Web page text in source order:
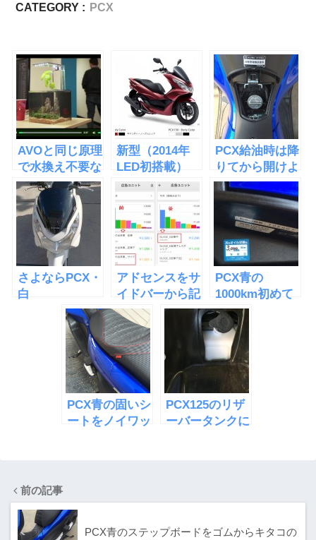
CATEGORY : PCX
AVOと同じ原理
で水換え不要な
水槽
「EcoQube
C」
新型（2014年
LED初搭載）
PCXの情報をま
とめてみた
PCX給油時は降
りてから開けよ
う！給油口を蹴
ったら開かなく
なった
さよならPCX・
白
アドセンスをサ
イドバーから記
事中に移したら
収益が倍になっ
た
PCX青の
1000km初めて
のオイル交換に
行ってきた
PCX青の固いシ
ートをノイワッ
PCX125のリザ
ーバータンクに
前の記事
PCX青のステップボードをゴムからキタコの